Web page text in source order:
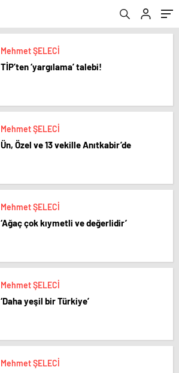
Mehmet ŞELECİ
TİP’ten ‘yargılama’ talebi!
Mehmet ŞELECİ
Ün, Özel ve 13 vekille Anıtkabir’de
Mehmet ŞELECİ
‘Ağaç çok kıymetli ve değerlidir’
Mehmet ŞELECİ
‘Daha yeşil bir Türkiye’
Mehmet ŞELECİ